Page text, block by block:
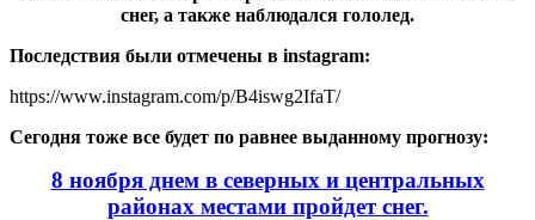
снег, а также наблюдался гололед.
Последствия были отмечены в instagram:
https://www.instagram.com/p/B4iswg2IfaT/
Сегодня тоже все будет по равнее выданному прогнозу:
8 ноября днем в северных и центральных
районах местами пройдет снег.